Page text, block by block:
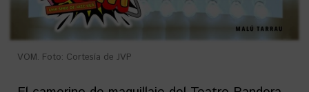
VOM. Foto: Cortesía de JVP